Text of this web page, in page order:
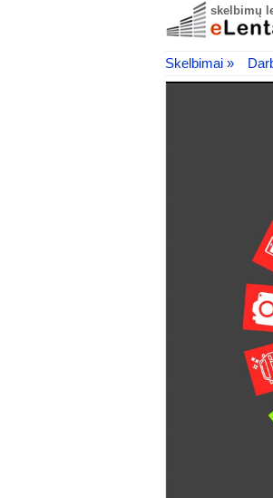
skelbimų
Skelbimai »